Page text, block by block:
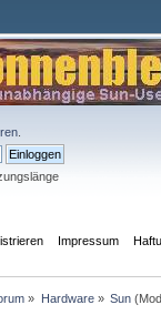
Impressum
» Hardware» Sun